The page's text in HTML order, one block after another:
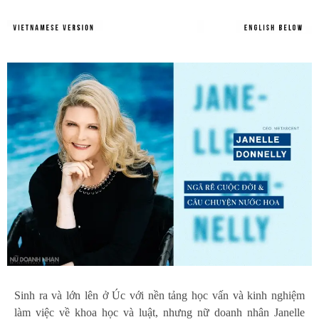
Sinh ra và lớn lên ở Úc với nền tảng học vấn và kinh nghiệm
làm việc về khoa học và luật, nhưng nữ doanh nhân Janelle